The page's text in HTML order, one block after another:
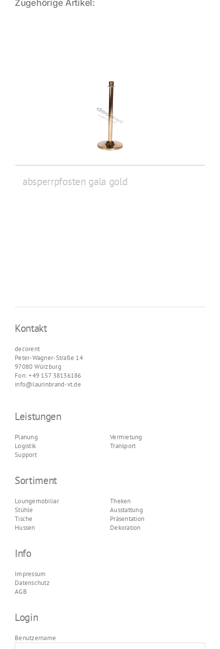
Zugehörige Artikel:
absperrpfosten gala gold
Kontakt
decorent
Peter-Wagner-Straße 14
97080 Würzburg
Fon: +49 157 38136186
info@laurinbrand-vt.de
Leistungen
Planung
Logistik
Support
Vermietung
Transport
Sortiment
Loungemobiliar
Stühle
Tische
Hussen
Theken
Ausstattung
Präsentation
Dekoration
Info
Impressum
Datenschutz
AGB
Login
Benutzername